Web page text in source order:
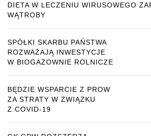
DIETA W LECZENIU WIRUSOWEGO
WĄTROBY
SPÓŁKI SKARBU PAŃSTWA
ROZWAŻAJĄ INWESTYCJE
W BIOGAZOWNIE ROLNICZE
BĘDZIE WSPARCIE Z PROW
ZA STRATY W ZWIĄZKU
Z COVID-19